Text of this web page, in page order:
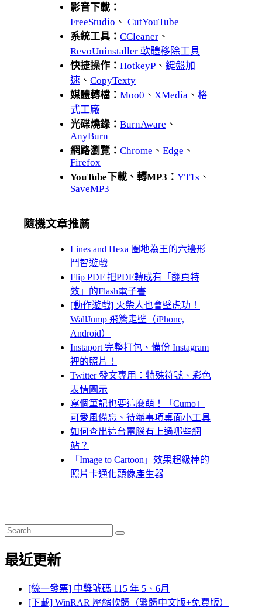
影音下載：
FreeStudio 、 CutYouTube
系統工具： CCleaner 、
RevoUninstaller 軟體移除工具
快捷操作： HotkeyP 、 鍵盤加
速 、 CopyTexty
媒體轉檔： Moo0 、 XMedia 、 格
式工廠
光碟燒錄： BurnAware 、
AnyBurn
網路瀏覽： Chrome 、 Edge 、
Firefox
YouTube下載、轉MP3： YT1s 、
SaveMP3
隨機文章推薦
Lines and Hexa 圈地為王的六邊形
鬥智遊戲
Flip PDF 把PDF轉成有「翻頁特
效」的Flash電子書
[動作遊戲] 火柴人也會壁虎功！
WallJump 飛簷走壁（iPhone,
Android）
Instaport 完整打包、備份 Instagram
裡的照片！
Twitter 發文專用：特殊符號、彩色
表情圖示
寫個筆記也要這麼萌！「Cumo」
可愛風備忘、待辦事項桌面小工具
如何查出這台電腦有上過哪些網
站？
「Image to Cartoon」效果超級棒的
照片卡通化頭像產生器
Search
for:
Search
最近更新
[統一發票] 中獎號碼 115 年 5、6月
[下載] WinRAR 壓縮軟體（繁體中文版+免費版）